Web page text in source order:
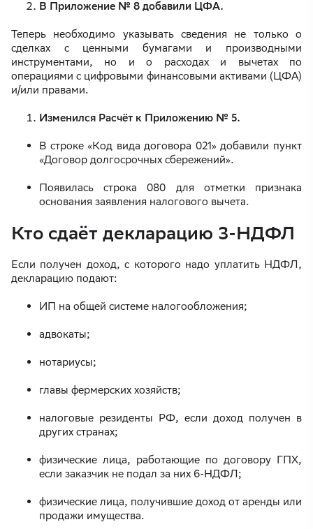
В Приложение № 8 добавили ЦФА.
Теперь необходимо указывать сведения не только о
сделках с ценными бумагами и производными
инструментами, но и о расходах и вычетах по
операциями с цифровыми финансовыми активами (ЦФА)
и/или правами.
Изменился Расчёт к Приложению № 5.
В строке «Код вида договора 021» добавили пункт
«Договор долгосрочных сбережений».
Появилась строка 080 для отметки признака
основания заявления налогового вычета.
Кто сдаёт декларацию 3-НДФЛ
Если получен доход, с которого надо уплатить НДФЛ,
декларацию подают:
ИП на общей системе налогообложения;
адвокаты;
нотариусы;
главы фермерских хозяйств;
налоговые резиденты РФ, если доход получен в
других странах;
физические лица, работающие по договору ГПХ,
если заказчик не подал за них 6-НДФЛ;
физические лица, получившие доход от аренды или
продажи имущества.